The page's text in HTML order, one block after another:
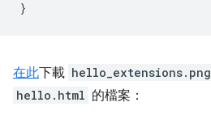
在此下載 hello_extensions.png
hello.html 的檔案：